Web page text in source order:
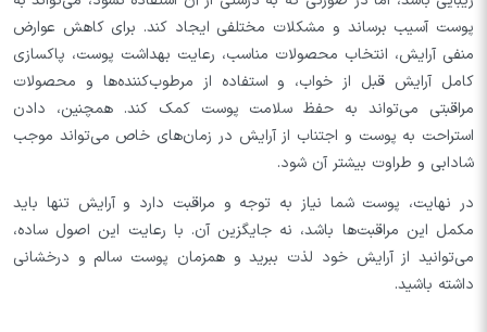
پوست آسیب برساند و مشکلات مختلفی ایجاد کند. برای کاهش عوارض
منفی آرایش، انتخاب محصولات مناسب، رعایت بهداشت پوست، پاکسازی
کامل آرایش قبل از خواب، و استفاده از مرطوب‌کننده‌ها و محصولات
مراقبتی می‌تواند به حفظ سلامت پوست کمک کند. همچنین، دادن
استراحت به پوست و اجتناب از آرایش در زمان‌های خاص می‌تواند موجب
شادابی و طراوت بیشتر آن شود.
در نهایت، پوست شما نیاز به توجه و مراقبت دارد و آرایش تنها باید
مکمل این مراقبت‌ها باشد، نه جایگزین آن. با رعایت این اصول ساده،
می‌توانید از آرایش خود لذت ببرید و همزمان پوست سالم و درخشانی
داشته باشید.